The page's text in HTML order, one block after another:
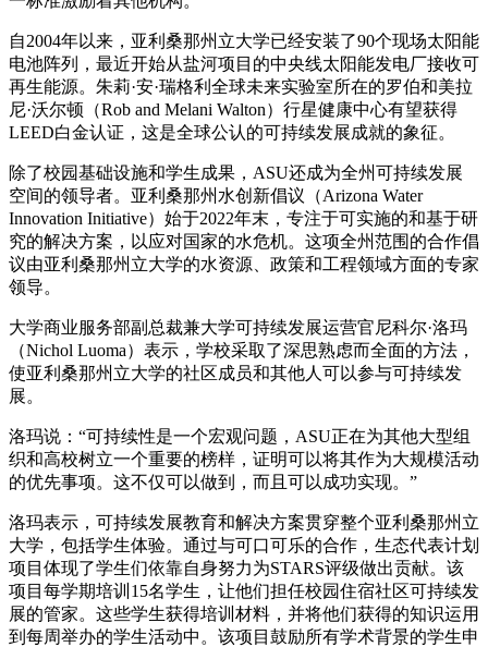
自2004年以来，亚利桑那州立大学已经安装了90个现场太阳能
电池阵列，最近开始从盐河项目的中央线太阳能发电厂接收可
再生能源。朱莉·安·瑞格利全球未来实验室所在的罗伯和美拉
尼·沃尔顿（Rob and Melani Walton）行星健康中心有望获得
LEED白金认证，这是全球公认的可持续发展成就的象征。
除了校园基础设施和学生成果，ASU还成为全州可持续发展
空间的领导者。亚利桑那州水创新倡议（Arizona Water
Innovation Initiative）始于2022年末，专注于可实施的和基于研
究的解决方案，以应对国家的水危机。这项全州范围的合作倡
议由亚利桑那州立大学的水资源、政策和工程领域方面的专家
领导。
大学商业服务部副总裁兼大学可持续发展运营官尼科尔·洛玛
（Nichol Luoma）表示，学校采取了深思熟虑而全面的方法，
使亚利桑那州立大学的社区成员和其他人可以参与可持续发
展。
洛玛说：“可持续性是一个宏观问题，ASU正在为其他大型组
织和高校树立一个重要的榜样，证明可以将其作为大规模活动
的优先事项。这不仅可以做到，而且可以成功实现。”
洛玛表示，可持续发展教育和解决方案贯穿整个亚利桑那州立
大学，包括学生体验。通过与可口可乐的合作，生态代表计划
项目体现了学生们依靠自身努力为STARS评级做出贡献。该
项目每学期培训15名学生，让他们担任校园住宿社区可持续发
展的管家。这些学生获得培训材料，并将他们获得的知识运用
到每周举办的学生活动中。该项目鼓励所有学术背景的学生申